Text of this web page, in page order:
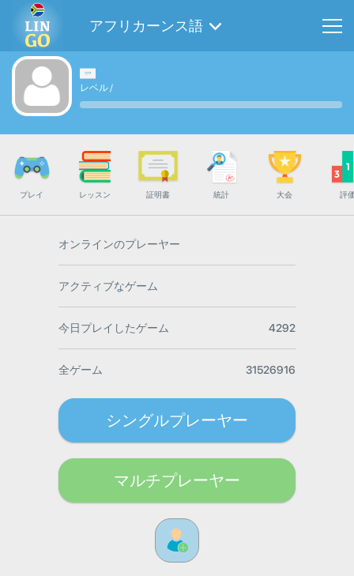
アフリカーンス語
レベル/
プレイ レッスン 証明書 統計 大会 評
オンラインのプレーヤー
アクティブなゲーム
今日プレイしたゲーム 4292
全ゲーム 31526916
シングルプレーヤー
マルチプレーヤー